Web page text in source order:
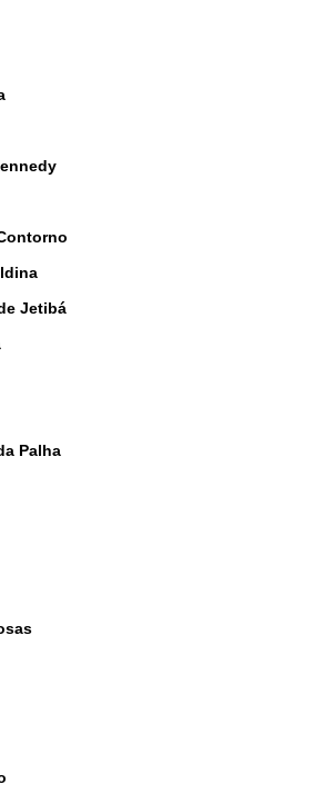
Jetibá
Palha